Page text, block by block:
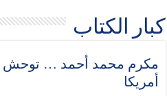
الكتاب
مكرم محمد أحمد … توحش
أمريكا